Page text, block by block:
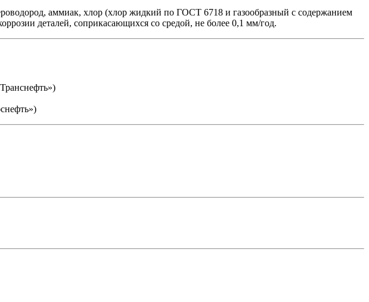
аммиак, хлор (хлор жидкий по ГОСТ 6718 и газообразный с содержанием
деталей, соприкасающихся со средой, не более 0,1 мм/год.